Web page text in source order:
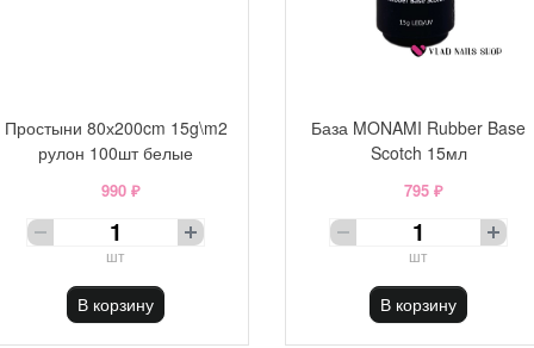
Простыни 80х200cm 15g\m2
рулон 100шт белые
990 ₽
шт
В корзину
База MONAMI Rubber Base
Scotch 15мл
795 ₽
шт
В корзину